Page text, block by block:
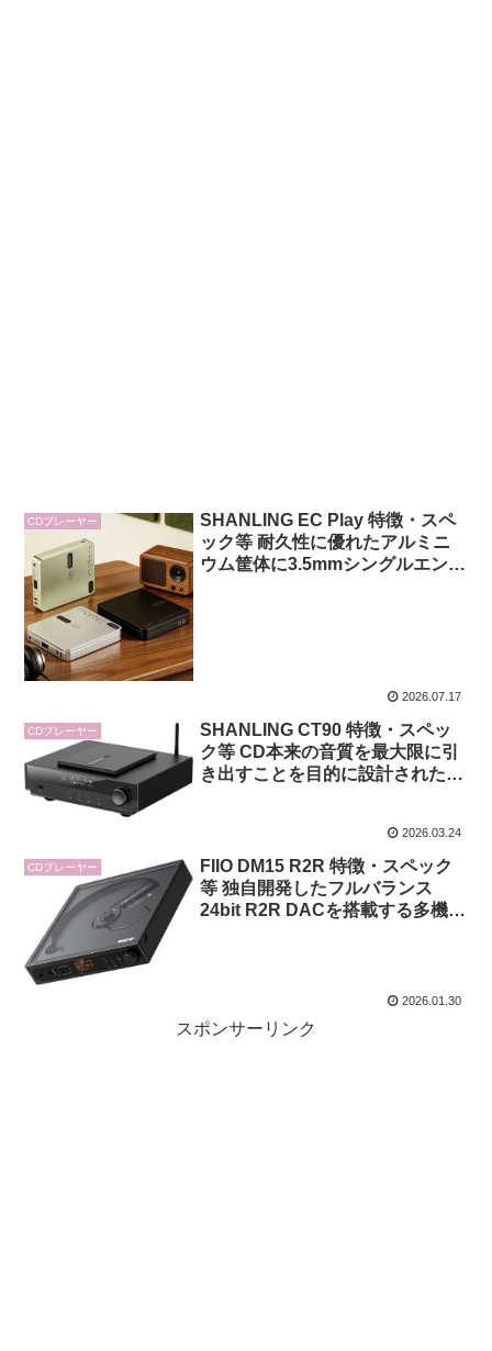
CDプレーヤー
SHANLING EC Play 特徴・スペ
ック等 耐久性に優れたアルミニ
ウム筐体に3.5mmシングルエンド
2026.07.17
CDプレーヤー
SHANLING CT90 特徴・スペッ
ク等 CD本来の音質を最大限に引
き出すことを目的に設計されたピ
2026.03.24
CDプレーヤー
FIIO DM15 R2R 特徴・スペック
等 独自開発したフルバランス
24bit R2R DACを搭載する多機能
2026.01.30
スポンサーリンク